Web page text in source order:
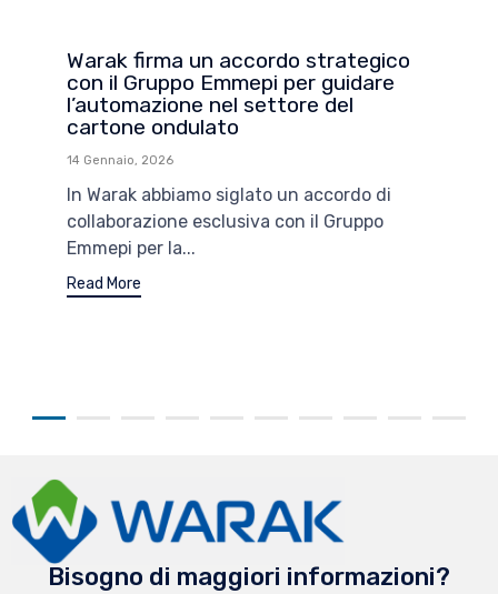
Warak firma un accordo strategico
con il Gruppo Emmepi per guidare
l’automazione nel settore del
cartone ondulato
14 Gennaio, 2026
In Warak abbiamo siglato un accordo di
collaborazione esclusiva con il Gruppo
Emmepi per la...
Read More
Bisogno di maggiori informazioni?